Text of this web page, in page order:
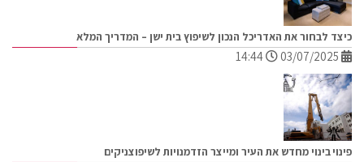
כיצד לבחור את האדריכל הנכון לשיפוץ בית ישן – המדריך המלא
פינוי בינוי מחדש את העיר ומייצר הזדמנויות לשיפוצניקים